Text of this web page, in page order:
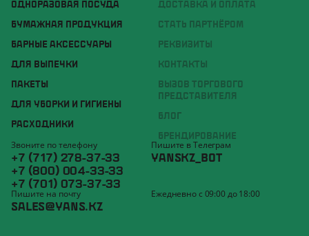
ОДНОРАЗОВАЯ ПОСУДА
БУМАЖНАЯ ПРОДУКЦИЯ
БАРНЫЕ АКСЕССУАРЫ
ДЛЯ ВЫПЕЧКИ
ПАКЕТЫ
ДЛЯ УБОРКИ И ГИГИЕНЫ
РАСХОДНИКИ
ДОСТАВКА И ОПЛАТА
СТАТЬ ПАРТНЁРОМ
РЕКВИЗИТЫ
КОНТАКТЫ
ВЫЗОВ ТОРГОВОГО
ПРЕДСТАВИТЕЛЯ
БЛОГ
БРЕНДИРОВАНИЕ
Звоните по телефону
+7 (717) 278-37-33
+7 (800) 004-33-33
+7 (701) 073-37-33
Пишите в Телеграм
YANSKZ_BOT
Пишите на почту
SALES@YANS.KZ
Ежедневно с 09:00 до 18:00